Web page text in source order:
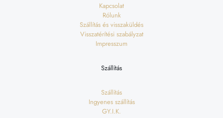
Kapcsolat
Rólunk
Szállítás és visszaküldés
Visszatérítési szabályzat
Impresszum
Szállítás
Szállítás
Ingyenes szállítás
GY.I.K.